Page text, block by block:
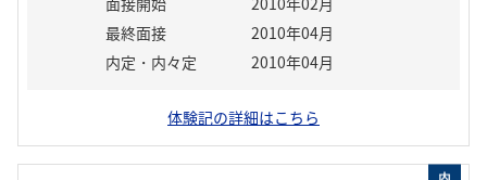
最終面接
2010年04月
内定・内々定
2010年04月
体験記の詳細はこちら